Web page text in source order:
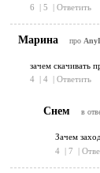
6
| 5 | Ответить
Марина про
зачем скачивать
4 | 4 | Ответить
Снем в
Зачем
4 | 7 |